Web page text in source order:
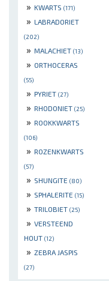
» KWARTS (171)
» LABRADORIET
(202)
» MALACHIET (13)
» ORTHOCERAS
(55)
» PYRIET (27)
» RHODONIET (25)
» ROOKKWARTS
(106)
» ROZENKWARTS
(57)
» SHUNGITE (80)
» SPHALERITE (15)
» TRILOBIET (25)
» VERSTEEND
HOUT (12)
» ZEBRA JASPIS
(27)